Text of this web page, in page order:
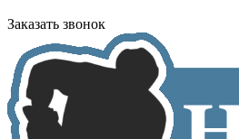
Заказать звонок